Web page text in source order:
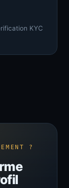
KYC
?